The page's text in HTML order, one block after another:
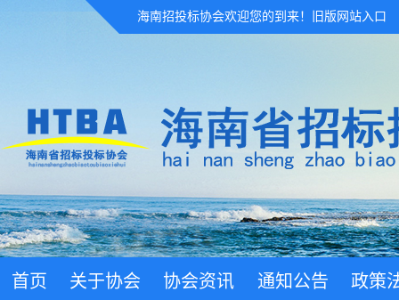
海南招投标协会欢迎您的到来！ 旧版网站入口
首页 关于协会 协会资讯 通知公告 政策